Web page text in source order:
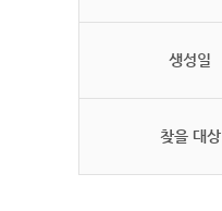
생성일
찾을 대상